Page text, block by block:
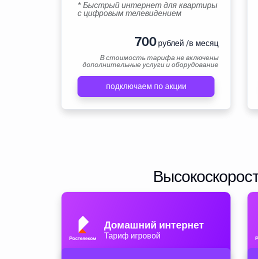
* Быстрый интернет для квартиры
с цифровым телевидением
700рублей /в месяц
В стоимость тарифа не включены
дополнительные услуги и оборудование
подключаем по акции
Домашний интернет
Тариф игровой